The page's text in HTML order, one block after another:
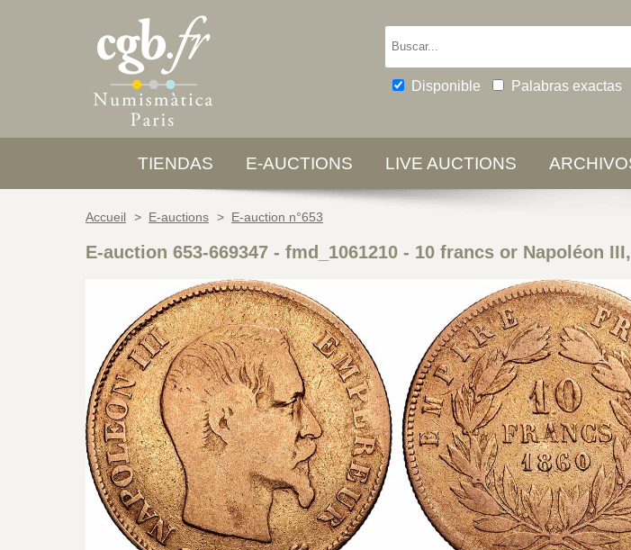
Disponible Palabras exactas
TIENDAS E-AUCTIONS LIVE AUCTIONS
Accueil > E-auctions > E-auction n°653
E-auction 653-669347 - fmd_1061210 - 10 francs or Napoléon